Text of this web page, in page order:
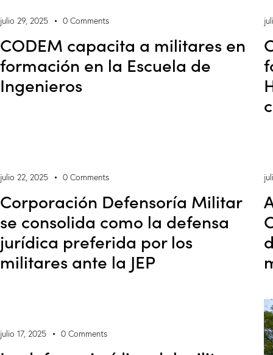
julio 29, 2025 0 Comments
CODEM capacita a militares en
formación en la Escuela de
Ingenieros
julio 22, 2025 0 Comments
Corporación Defensoría Militar
se consolida como la defensa
jurídica preferida por los
militares ante la JEP
julio 17, 2025 0 Comments